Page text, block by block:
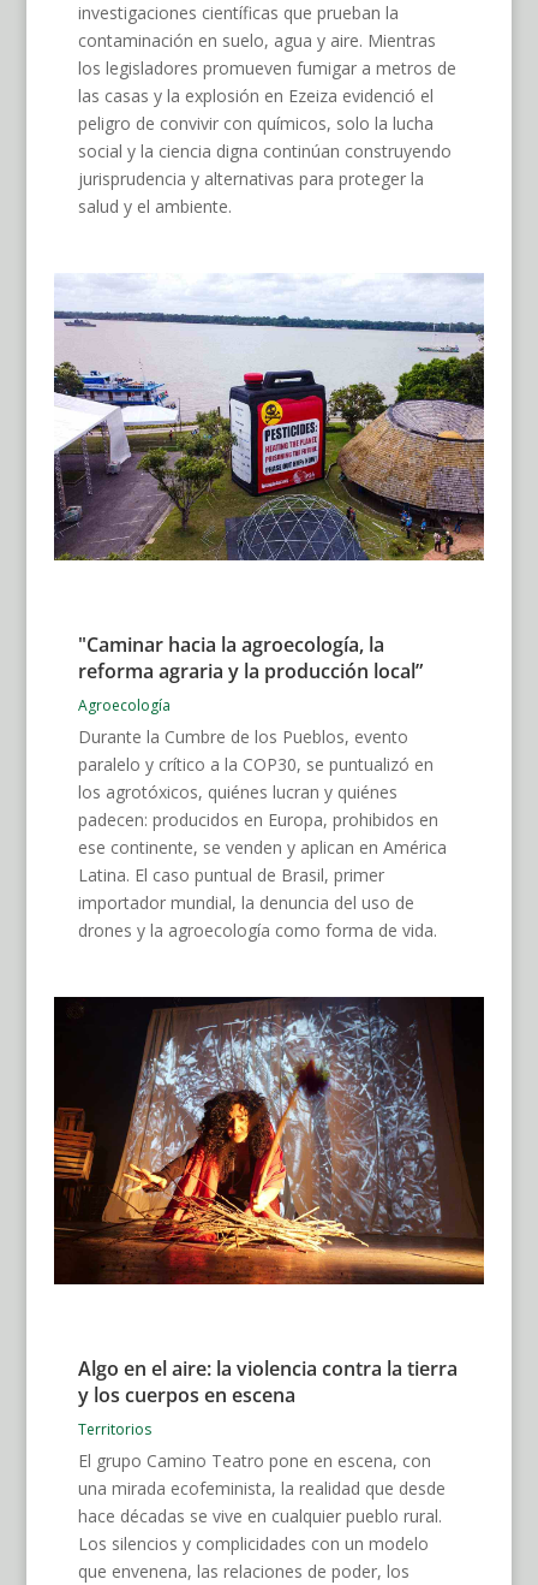
investigaciones científicas que prueban la
contaminación en suelo, agua y aire. Mientras
los legisladores promueven fumigar a metros de
las casas y la explosión en Ezeiza evidenció el
peligro de convivir con químicos, solo la lucha
social y la ciencia digna continúan construyendo
jurisprudencia y alternativas para proteger la
salud y el ambiente.
"Caminar hacia la agroecología, la
reforma agraria y la producción local”
Agroecología
Durante la Cumbre de los Pueblos, evento
paralelo y crítico a la COP30, se puntualizó en
los agrotóxicos, quiénes lucran y quiénes
padecen: producidos en Europa, prohibidos en
ese continente, se venden y aplican en América
Latina. El caso puntual de Brasil, primer
importador mundial, la denuncia del uso de
drones y la agroecología como forma de vida.
Algo en el aire: la violencia contra la tierra
y los cuerpos en escena
Territorios
El grupo Camino Teatro pone en escena, con
una mirada ecofeminista, la realidad que desde
hace décadas se vive en cualquier pueblo rural.
Los silencios y complicidades con un modelo
que envenena, las relaciones de poder, los